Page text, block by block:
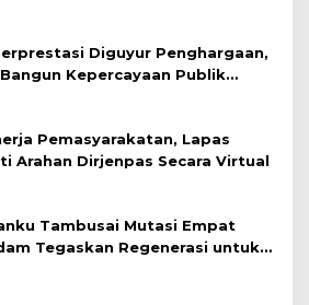
Diguyur Penghargaan,
Kepercayaan Publik
Pemasyarakatan, Lapas
Arahan Dirjenpas Secara Virtual
Tambusai Mutasi Empat
Tegaskan Regenerasi untuk
Satuan